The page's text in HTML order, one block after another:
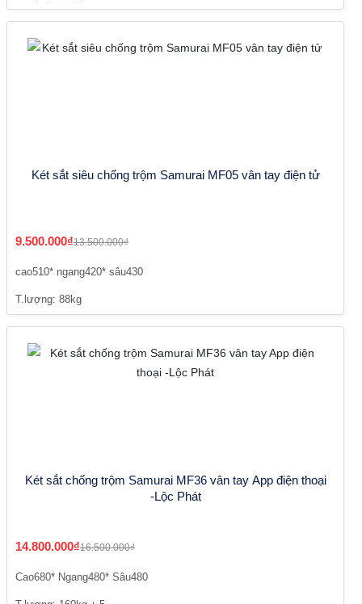
Két sắt siêu chống trộm Samurai MF05 vân tay điện tử
9.500.000₫13.500.000₫
cao510* ngang420* sâu430
T.lượng: 88kg
Két sắt chống trộm Samurai MF36 vân tay App điện thoại
-Lộc Phát
14.800.000₫16.500.000₫
Cao680* Ngang480* Sâu480